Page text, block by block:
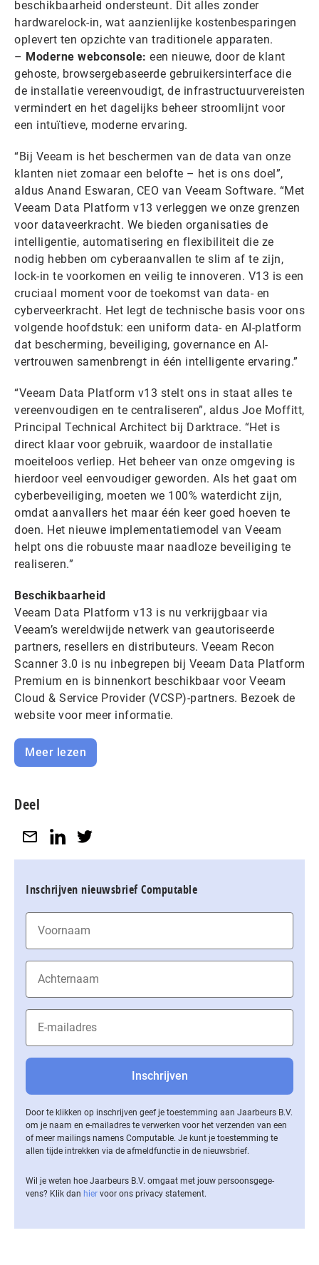
beschikbaarheid ondersteunt. Dit alles zonder
hardwarelock-in, wat aanzienlijke kostenbesparingen
oplevert ten opzichte van traditionele apparaten.
– Moderne webconsole: een nieuwe, door de klant
gehoste, browsergebaseerde gebruikersinterface die
de installatie vereenvoudigt, de infrastructuurvereisten
vermindert en het dagelijks beheer stroomlijnt voor
een intuïtieve, moderne ervaring.
“Bij Veeam is het beschermen van de data van onze
klanten niet zomaar een belofte – het is ons doel”,
aldus Anand Eswaran, CEO van Veeam Software. “Met
Veeam Data Platform v13 verleggen we onze grenzen
voor dataveerkracht. We bieden organisaties de
intelligentie, automatisering en flexibiliteit die ze
nodig hebben om cyberaanvallen te slim af te zijn,
lock-in te voorkomen en veilig te innoveren. V13 is een
cruciaal moment voor de toekomst van data- en
cyberveerkracht. Het legt de technische basis voor ons
volgende hoofdstuk: een uniform data- en AI-platform
dat bescherming, beveiliging, governance en AI-
vertrouwen samenbrengt in één intelligente ervaring.”
“Veeam Data Platform v13 stelt ons in staat alles te
vereenvoudigen en te centraliseren”, aldus Joe Moffitt,
Principal Technical Architect bij Darktrace. “Het is
direct klaar voor gebruik, waardoor de installatie
moeiteloos verliep. Het beheer van onze omgeving is
hierdoor veel eenvoudiger geworden. Als het gaat om
cyberbeveiliging, moeten we 100% waterdicht zijn,
omdat aanvallers het maar één keer goed hoeven te
doen. Het nieuwe implementatiemodel van Veeam
helpt ons die robuuste maar naadloze beveiliging te
realiseren.”
Beschikbaarheid
Veeam Data Platform v13 is nu verkrijgbaar via
Veeam’s wereldwijde netwerk van geautoriseerde
partners, resellers en distributeurs. Veeam Recon
Scanner 3.0 is nu inbegrepen bij Veeam Data Platform
Premium en is binnenkort beschikbaar voor Veeam
Cloud & Service Provider (VCSP)-partners. Bezoek de
website voor meer informatie.
Meer lezen
Deel
Inschrijven nieuwsbrief Computable
Door te klikken op inschrijven geef je toestemming aan Jaarbeurs B.V.
om je naam en e-mailadres te verwerken voor het verzenden van een
of meer mailings namens Computable. Je kunt je toestemming te
allen tijde intrekken via de af­meld­func­tie in de nieuwsbrief.
Wil je weten hoe Jaarbeurs B.V. omgaat met jouw per­soons­ge­ge­
vens? Klik dan hier voor ons privacy statement.